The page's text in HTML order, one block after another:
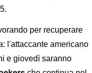
per recuperare
l'attaccante americano
e giovedì saranno